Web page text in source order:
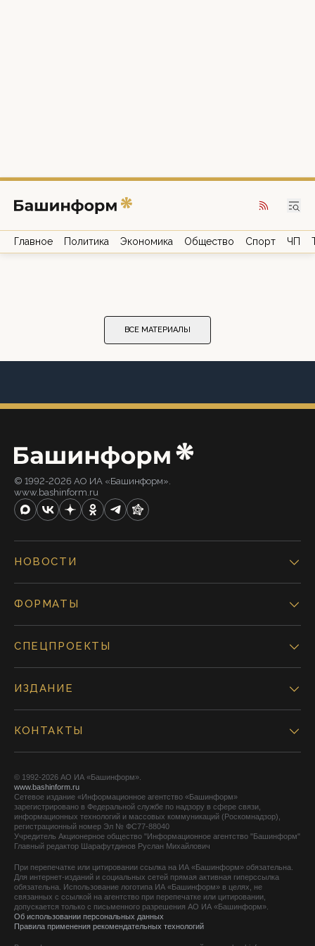
Главное Политика Экономика Общество Спорт ЧП
ВСЕ МАТЕРИАЛЫ
© 1992-2026 АО ИА «Башинформ».
www.bashinform.ru
НОВОСТИ
ФОРМАТЫ
СПЕЦПРОЕКТЫ
ИЗДАНИЕ
КОНТАКТЫ
© 1992-2026 АО ИА «Башинформ».
www.bashinform.ru
Сетевое издание «Информационное агентство «Башинформ»
зарегистрировано в Федеральной службе по надзору в сфере связи,
информационных технологий и массовых коммуникаций (Роскомнадзор),
регистрационный номер Эл № ФС77-88040
Учредитель Акционерное общество "Информационное агентство "Башинформ"
Главный редактор Шарафутдинов Руслан Михайлович
При перепечатке или цитировании ссылка на ИА «Башинформ» обязательна.
Для интернет-изданий и социальных сетей прямая активная гиперссылка
обязательна. Использование логотипа ИА «Башинформ» в целях, не
связанных с ссылкой на агентство при перепечатке или цитировании,
допускается только с письменного разрешения АО ИА «Башинформ».
Об использовании персональных данных
Правила применения рекомендательных технологий